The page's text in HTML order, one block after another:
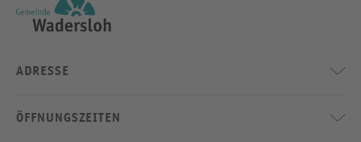
ADRESSE
ÖFFNUNGSZEITEN